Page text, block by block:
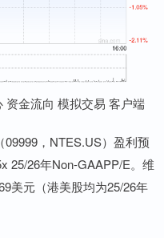
金流向 模拟交易 客户端
，NTES.US）盈利预
25/26年Non-GAAPP/E。维
美元（港美股均为25/26年